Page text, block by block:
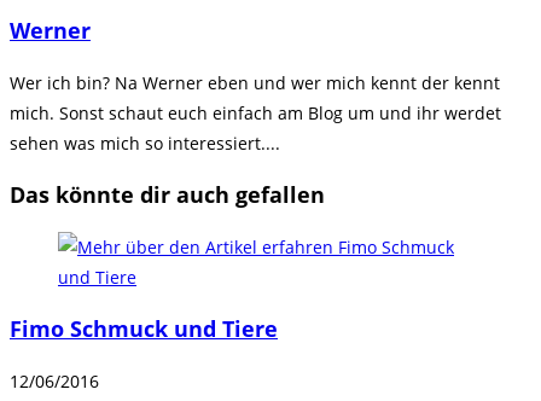
Werner
Wer ich bin? Na Werner eben und wer mich kennt der kennt
mich. Sonst schaut euch einfach am Blog um und ihr werdet
sehen was mich so interessiert....
Das könnte dir auch gefallen
Fimo Schmuck und Tiere
12/06/2016